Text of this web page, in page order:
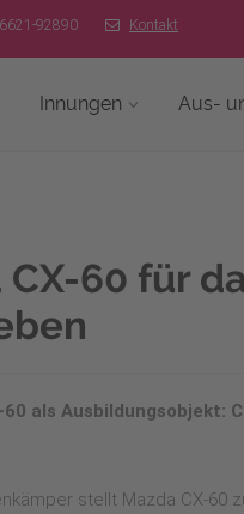
92890 Kontakt
Innungen Aus-
CX-60 für
60 als Ausbildungsobjekt:
stellt Mazda CX-60